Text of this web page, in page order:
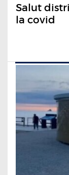
Salut
la covid